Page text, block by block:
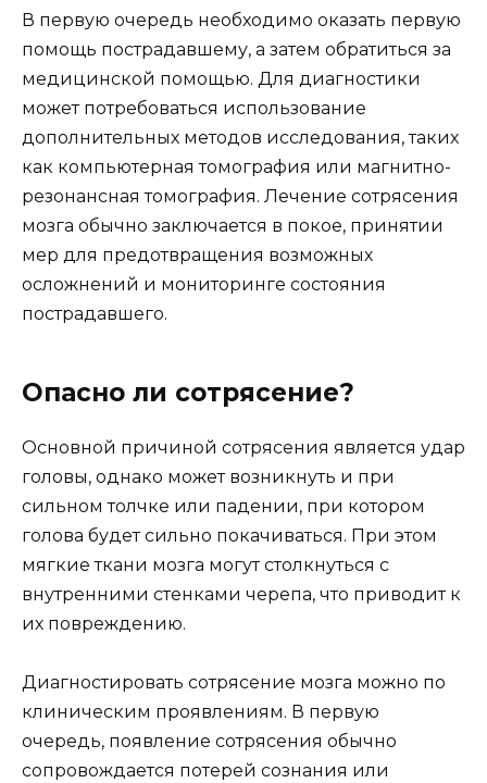
В первую очередь необходимо оказать первую
помощь пострадавшему, а затем обратиться за
медицинской помощью. Для диагностики
может потребоваться использование
дополнительных методов исследования, таких
как компьютерная томография или магнитно-
резонансная томография. Лечение сотрясения
мозга обычно заключается в покое, принятии
мер для предотвращения возможных
осложнений и мониторинге состояния
пострадавшего.
Опасно ли сотрясение?
Основной причиной сотрясения является удар
головы, однако может возникнуть и при
сильном толчке или падении, при котором
голова будет сильно покачиваться. При этом
мягкие ткани мозга могут столкнуться с
внутренними стенками черепа, что приводит к
их повреждению.
Диагностировать сотрясение мозга можно по
клиническим проявлениям. В первую
очередь, появление сотрясения обычно
сопровождается потерей сознания или